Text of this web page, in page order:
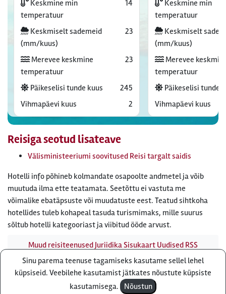
Keskmine min
temperatuur
14
Keskmiselt sademeid
(mm/kuus)
23
Merevee keskmine
temperatuur
23
Päikeselisi tunde kuus
245
Vihmapäevi kuus
2
Keskmine min
temperatuur
Keskmiselt
(mm/kuus)
Merevee
temperatuur
Päikeselisi tunde
Vihmapäevi kuus
Reisiga seotud lisateave
Välisministeeriumi soovitused Reisi targalt saidis
Hotelli info põhineb kolmandate osapoolte andmetel ja võib
muutuda ilma ette teatamata. Seetõttu ei vastuta me
võimalike ebatäpsuste või muudatuste eest. Teatud sihtkoha
hotellides tuleb kohapeal tasuda turismimaks, mille suurus
sõltub hotelli kategooriast ja viibitud ööde arvust.
Küsi pakkumist
Muud reisiteenusedJuriidikaSisukaart Uudised RSS
uudisvoogFirmastÄrikliendileOtsi infot meie saidist
Reisibüroo Reisiekspert, Roosikrantsi 8B Tallinn, Eesti - e-
post: ebyroo[ät]reisiekspert.ee - telefon:
Sinu parema teenuse tagamiseks kasutame sellel lehel
küpsiseid. Veebilehe kasutamist jätkates nõustute küpsiste
kasutamisega.
Nõustun